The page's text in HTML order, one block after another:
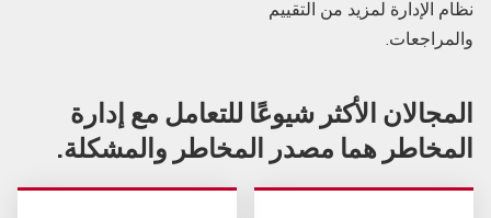
نظام الإدارة لمزيد من التقييم
والمراجعات.
المجالان الأكثر شيوعًا للتعامل مع إدارة
المخاطر هما مصدر المخاطر والمشكلة.